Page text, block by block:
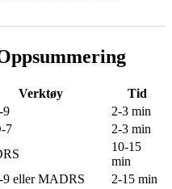
Verktøy
Tid
9
2-3 min
7
2-3 min
10-15
min
9 eller MADRS
2-15 min